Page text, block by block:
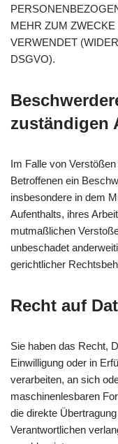
MEHR ZUM
VERWENDET
DSGVO).
zuständigen
Im Falle von
Betroffenen ein
insbesondere in dem
Aufenthalts, ihres
mutmaßlichen
unbeschadet
gerichtlicher
Recht auf
Sie haben das Recht,
Einwilligung oder in
verarbeiten, an sich
maschinenlesbaren
die direkte
Verantwortlichen